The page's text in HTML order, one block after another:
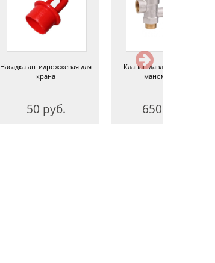
Насадка антидрожжевая для
крана
50 руб.
Клапан давления 3 бара с
манометром
650 руб.